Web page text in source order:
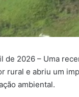
de 2026 – Uma
rural e abriu um
ambiental.